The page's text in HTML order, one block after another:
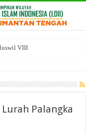
VIII
Lurah Palangka